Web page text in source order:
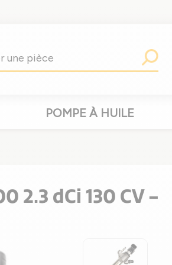
POMPE À HUILE
2.3 dCi 130 CV -